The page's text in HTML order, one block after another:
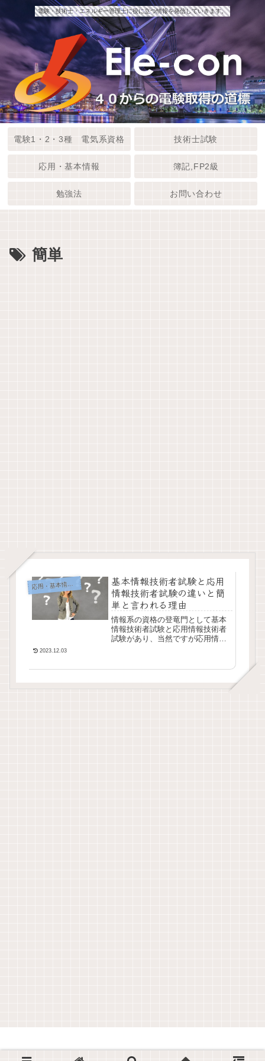
電験・技術士・エネルギー管理士に役に立つ情報を発信していきます。
電験1・2・3種 電気系資格 技術士試験
応用・基本情報 簿記,FP2級
勉強法 お問い合わせ
簡単
応
用・基本情報資格
基本情報技術者試験と応用
情報技術者試験の違いと簡
単と言われる理由
情報系の資格の登竜門として基本
情報技術者試験と応用情報技術者
試験があり、当然ですが応用情報
2023.12.03